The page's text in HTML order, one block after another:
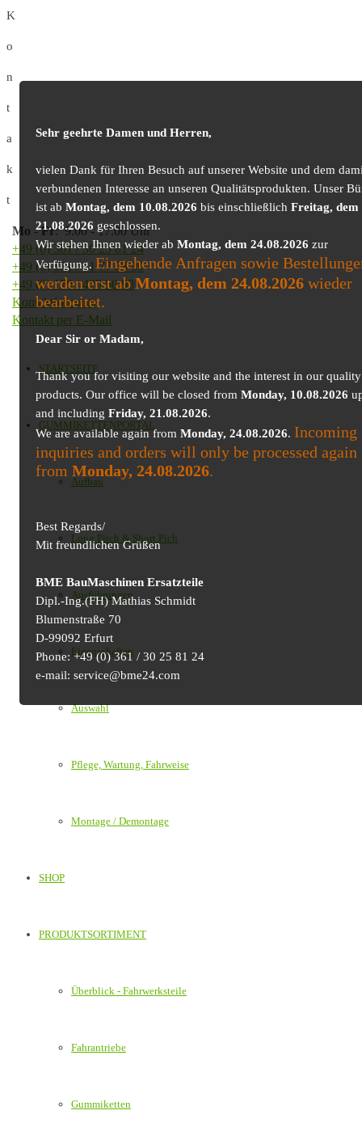
K
o
n
t
a
k
t
Mo -Fr: 9.00 - 17.00 Uhr
+49 (0) 361 / 30 25 81 24
+49 (0) 361 / 41 77 03 30
+49 (0) 179 / 425 50 98
Kontaktformular
Kontakt per E-Mail
STARTSEITE
GUMMIKETTENPORTAL
Aufbau
Long Pitch & Short Pich
Ausführungen
Eigenschaften
Auswahl
Pflege, Wartung, Fahrweise
Montage / Demontage
SHOP
PRODUKTSORTIMENT
Überblick - Fahrwerksteile
Fahrantriebe
Gummiketten
Sehr geehrte Damen und Herren,
vielen Dank für Ihren Besuch auf unserer Website und dem
verbundenen Interesse an unseren Qualitätsprodukten. Unser
ist ab Montag, dem 10.08.2026 bis einschließlich Freitag, dem
21.08.2026 geschlossen.
Wir stehen Ihnen wieder ab Montag, dem 24.08.2026 zur
Verfügung.Eingehende Anfragen sowie
werden erst abMontag, dem 24.08.2026wieder
bearbeitet.
Dear Sir or Madam,
Thank you for visiting our website and the interest in our quality
products. Our office will be closed from Monday, 10.08.2026
and including Friday, 21.08.2026.
We are available again from Monday, 24.08.2026. Incoming
inquiries and orders will only be processed again
from Monday, 24.08.2026.
Best Regards/
Mit freundlichen Grüßen
BME BauMaschinen Ersatzteile
Dipl.-Ing.(FH) Mathias Schmidt
Blumenstraße 70
D-99092 Erfurt
Phone: +49 (0) 361 / 30 25 81 24
e-mail: service@bme24.com